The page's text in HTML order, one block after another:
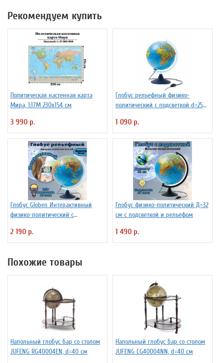
Рекомендуем купить
Политическая настенная карта
Мира, 1:17М 230х154 см
3 990 р.
Глобус рельефный физико-
политический с подсветкой d=25
1 090 р.
Глобус Globen Интерактивный
физико-политический с
2 190 р.
Глобус физико-политический Д=32
см с подсветкой и рельефом
1 490 р.
Похожие товары
Напольный глобус бар со столом
JUFENG RG40004EN, d=40 см
Напольный глобус бар со столом
JUFENG CG40004NN, d=40 см